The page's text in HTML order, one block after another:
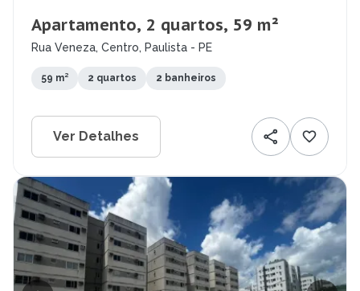
Apartamento, 2 quartos, 59 m²
Rua Veneza, Centro, Paulista - PE
59 m² 2 quartos 2 banheiros
Ver Detalhes